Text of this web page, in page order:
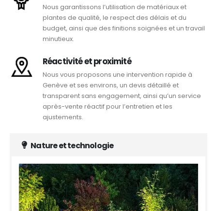
Nous garantissons l’utilisation de matériaux et
plantes de qualité, le respect des délais et du
budget, ainsi que des finitions soignées et un travail
minutieux.
Réactivité et proximité
Nous vous proposons une intervention rapide à
Genève et ses environs, un devis détaillé et
transparent sans engagement, ainsi qu’un service
après-vente réactif pour l’entretien et les
ajustements.
Nature et technologie